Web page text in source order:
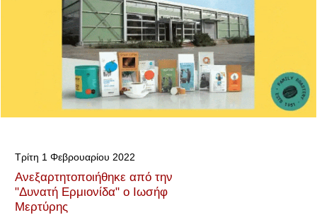
Τρίτη 1 Φεβρουαρίου 2022
Ανεξαρτητοποιήθηκε από την
"Δυνατή Ερμιονίδα" ο Ιωσήφ
Μερτύρης